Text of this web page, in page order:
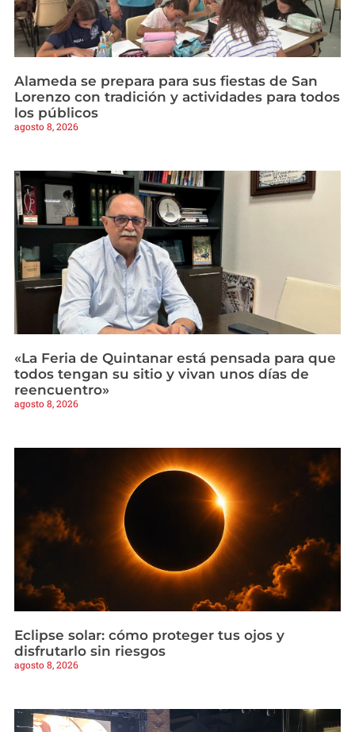
Alameda se prepara para sus fiestas de San
Lorenzo con tradición y actividades para todos
los públicos
agosto 8, 2026
«La Feria de Quintanar está pensada para que
todos tengan su sitio y vivan unos días de
reencuentro»
agosto 8, 2026
Eclipse solar: cómo proteger tus ojos y
disfrutarlo sin riesgos
agosto 8, 2026